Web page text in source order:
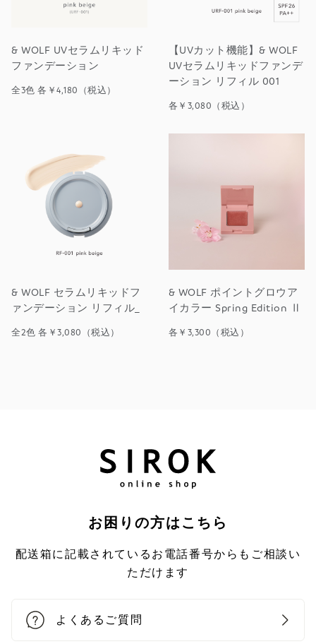
& WOLF UVセラムリキッド
ファンデーション
全3色 各￥4,180（税込）
【UVカット機能】& WOLF
UVセラムリキッドファンデ
ーション リフィル 001
各￥3,080（税込）
& WOLF セラムリキッドフ
ァンデーション リフィル_
全2色 各￥3,080（税込）
& WOLF ポイントグロウア
イカラー Spring Edition Ⅱ
各￥3,300（税込）
お困りの方はこちら
配送箱に記載されているお電話番号からもご相談い
ただけます
よくあるご質問